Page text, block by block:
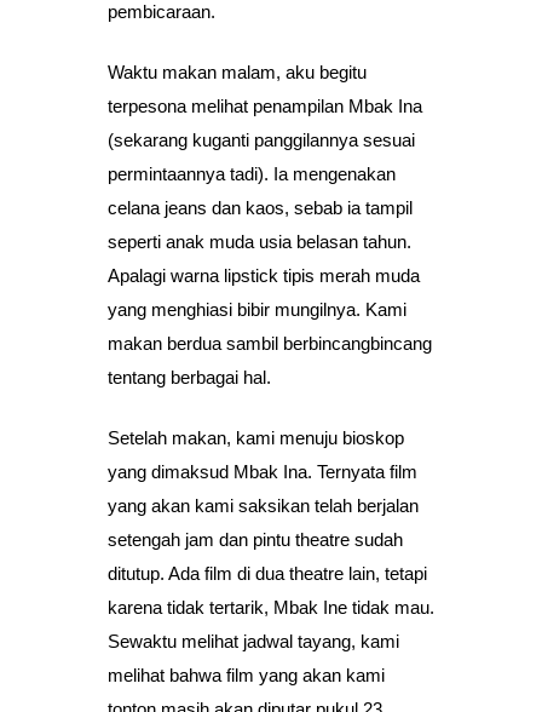
pembicaraan.
Waktu makan malam, aku begitu
terpesona melihat penampilan Mbak Ina
(sekarang kuganti panggilannya sesuai
permintaannya tadi). Ia mengenakan
celana jeans dan kaos, sebab ia tampil
seperti anak muda usia belasan tahun.
Apalagi warna lipstick tipis merah muda
yang menghiasi bibir mungilnya. Kami
makan berdua sambil berbincangbincang
tentang berbagai hal.
Setelah makan, kami menuju bioskop
yang dimaksud Mbak Ina. Ternyata film
yang akan kami saksikan telah berjalan
setengah jam dan pintu theatre sudah
ditutup. Ada film di dua theatre lain, tetapi
karena tidak tertarik, Mbak Ine tidak mau.
Sewaktu melihat jadwal tayang, kami
melihat bahwa film yang akan kami